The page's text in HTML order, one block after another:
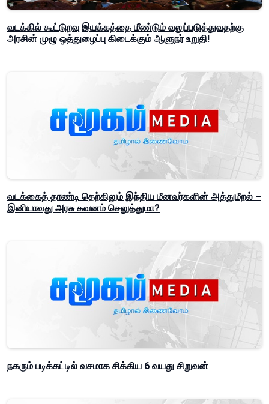
வடக்கில் கூட்டுறவு இயக்கத்தை மீண்டும் வலுப்படுத்துவதற்கு
அரசின் முழு ஒத்துழைப்பு கிடைக்கும் ஆளுநர் உறுதி!
வடக்கைத் தாண்டி தெற்கிலும் இந்திய மீனவர்களின் அத்துமீறல் –
இனியாவது அரசு கவனம் செலுத்துமா?
நகரும் படிக்கட்டில் வசமாக சிக்கிய 6 வயது சிறுவன்